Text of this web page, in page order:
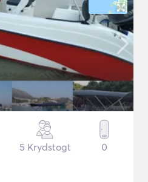
5 Krydstogt 0